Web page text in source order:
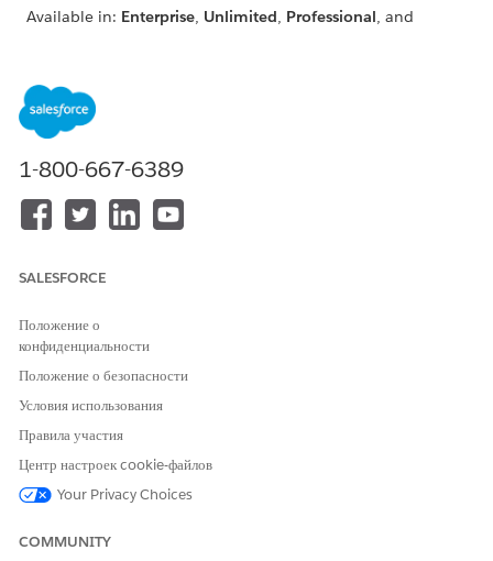
Available in: Enterprise, Unlimited, Professional, and
USER PERMISSIONS NEEDED
To export and import
Log in to the Salesforce org where you want to install the
package.
ClickInstall for All Users
available in the target org. You can activate the imported
templates and start using them.
Оставьте свой отзыв, чтобы мы могли стать лучше!
1-800-667-6389
SALESFORCE
Положение о
конфиденциальности
Положение о безопасности
Условия использования
Правила участия
Центр настроек cookie-файлов
Your Privacy Choices
COMMUNITY